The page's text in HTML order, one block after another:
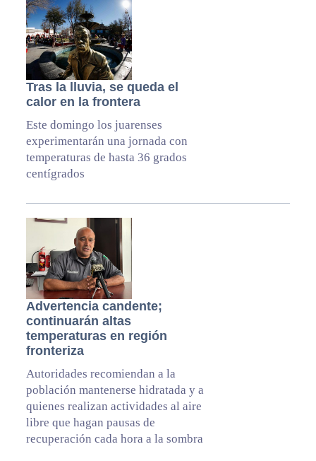
Tras la lluvia, se queda el
calor en la frontera
Este domingo los juarenses
experimentarán una jornada con
temperaturas de hasta 36 grados
centígrados
Advertencia candente;
continuarán altas
temperaturas en región
fronteriza
Autoridades recomiendan a la
población mantenerse hidratada y a
quienes realizan actividades al aire
libre que hagan pausas de
recuperación cada hora a la sombra